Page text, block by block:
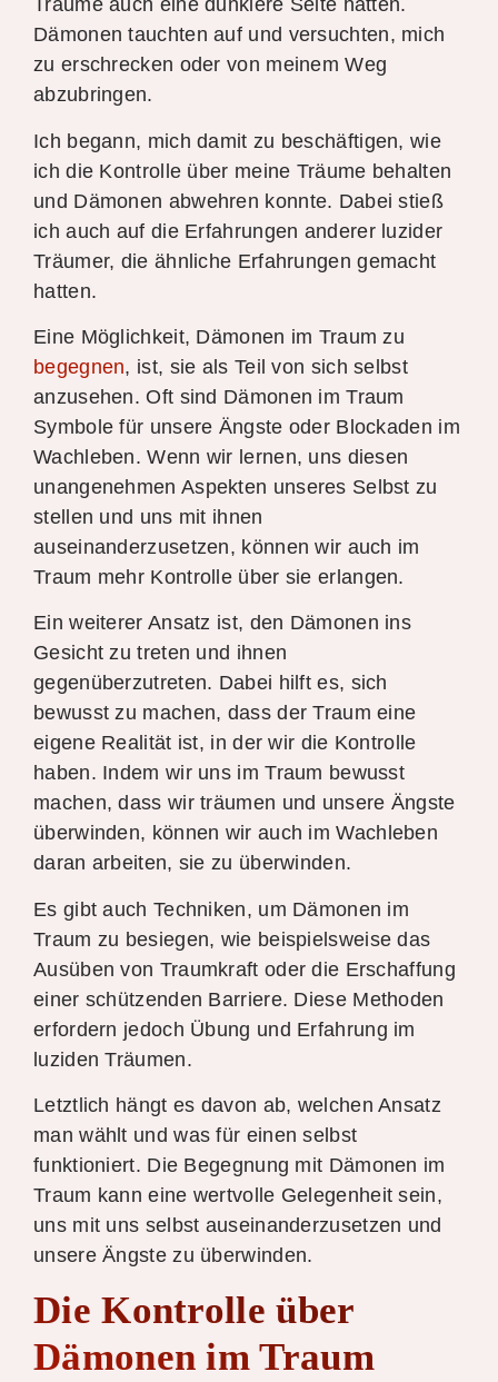
Träume auch eine dunklere Seite hatten.
Dämonen tauchten auf und versuchten, mich
zu erschrecken oder von meinem Weg
abzubringen.
Ich begann, mich damit zu beschäftigen, wie
ich die Kontrolle über meine Träume behalten
und Dämonen abwehren konnte. Dabei stieß
ich auch auf die Erfahrungen anderer luzider
Träumer, die ähnliche Erfahrungen gemacht
hatten.
Eine Möglichkeit, Dämonen im Traum zu
begegnen, ist, sie als Teil von sich selbst
anzusehen. Oft sind Dämonen im Traum
Symbole für unsere Ängste oder Blockaden im
Wachleben. Wenn wir lernen, uns diesen
unangenehmen Aspekten unseres Selbst zu
stellen und uns mit ihnen
auseinanderzusetzen, können wir auch im
Traum mehr Kontrolle über sie erlangen.
Ein weiterer Ansatz ist, den Dämonen ins
Gesicht zu treten und ihnen
gegenüberzutreten. Dabei hilft es, sich
bewusst zu machen, dass der Traum eine
eigene Realität ist, in der wir die Kontrolle
haben. Indem wir uns im Traum bewusst
machen, dass wir träumen und unsere Ängste
überwinden, können wir auch im Wachleben
daran arbeiten, sie zu überwinden.
Es gibt auch Techniken, um Dämonen im
Traum zu besiegen, wie beispielsweise das
Ausüben von Traumkraft oder die Erschaffung
einer schützenden Barriere. Diese Methoden
erfordern jedoch Übung und Erfahrung im
luziden Träumen.
Letztlich hängt es davon ab, welchen Ansatz
man wählt und was für einen selbst
funktioniert. Die Begegnung mit Dämonen im
Traum kann eine wertvolle Gelegenheit sein,
uns mit uns selbst auseinanderzusetzen und
unsere Ängste zu überwinden.
Die Kontrolle über
Dämonen im Traum